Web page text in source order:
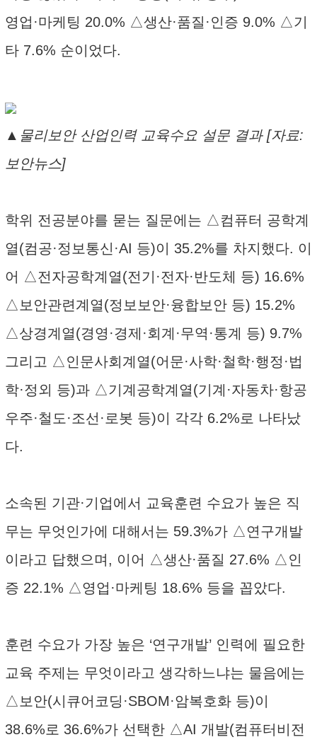
영업·마케팅 20.0% △생산·품질·인증 9.0% △기
타 7.6% 순이었다.
▲물리보안 산업인력 교육수요 설문 결과 [자료:
보안뉴스]
학위 전공분야를 묻는 질문에는 △컴퓨터 공학계
열(컴공·정보통신·AI 등)이 35.2%를 차지했다. 이
어 △전자공학계열(전기·전자·반도체 등) 16.6%
△보안관련계열(정보보안·융합보안 등) 15.2%
△상경계열(경영·경제·회계·무역·통계 등) 9.7%
그리고 △인문사회계열(어문·사학·철학·행정·법
학·정외 등)과 △기계공학계열(기계·자동차·항공
우주·철도·조선·로봇 등)이 각각 6.2%로 나타났
다.
소속된 기관·기업에서 교육훈련 수요가 높은 직
무는 무엇인가에 대해서는 59.3%가 △연구개발
이라고 답했으며, 이어 △생산·품질 27.6% △인
증 22.1% △영업·마케팅 18.6% 등을 꼽았다.
훈련 수요가 가장 높은 ‘연구개발’ 인력에 필요한
교육 주제는 무엇이라고 생각하느냐는 물음에는
△보안(시큐어코딩·SBOM·암복호화 등)이
38.6%로 36.6%가 선택한 △AI 개발(컴퓨터비전